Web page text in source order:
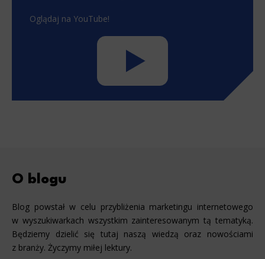
Oglądaj na YouTube!
O blogu
Blog powstał w celu przybliżenia marketingu internetowego
w wyszukiwarkach wszystkim zainteresowanym tą tematyką.
Będziemy dzielić się tutaj naszą wiedzą oraz nowościami
z branży. Życzymy miłej lektury.